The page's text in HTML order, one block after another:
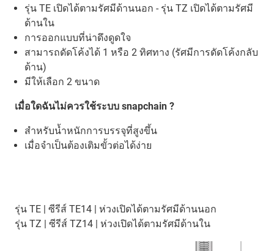
รุ่น TE เปิดได้ตามรัศมีด้านนอก - รุ่น TZ เปิดได้ตามรัศมี
ด้านใน
การออกแบบที่น่าดึงดูดใจ
สามารถดัดโค้งได้ 1 หรือ 2 ทิศทาง (รัศมีการดัดโค้งกลับ
ด้าน)
มีให้เลือก 2 ขนาด
เมื่อใดฉันไม่ควรใช้ระบบ snapchain ?
สำหรับน้ำหนักการบรรจุที่สูงขึ้น
เมื่อจำเป็นต้องเติมขั้วต่อได้ง่าย
รุ่น TE | ซีรีส์ TE14 | ห่วงเปิดได้ตามรัศมีด้านนอก
รุ่น TZ | ซีรีส์ TZ14 | ห่วงเปิดได้ตามรัศมีด้านใน